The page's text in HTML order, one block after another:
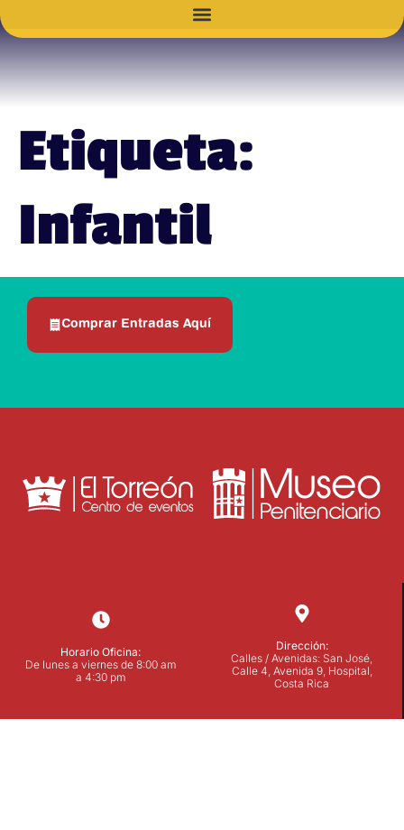
Etiqueta:
Infantil
Comprar Entradas Aquí
Horario Oficina:
De lunes a viernes de 8:00 am
a 4:30 pm
Dirección:
Calles / Avenidas: San José,
Calle 4, Avenida 9, Hospital,
Costa Rica